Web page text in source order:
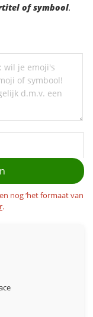
of symbool.
nog ‘het formaat van
.